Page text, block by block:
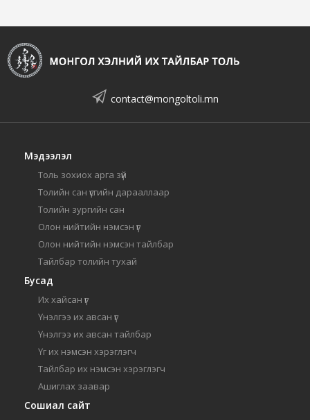
contact@mongoltoli.mn
Мэдээлэл
Толь зохиох арга зүй
Толийн сан үсгийн дарааллаар
Толийн зургийн сан
Олон нийтийн нэмсэн үг
Олон нийтийн нэмсэн тайлбар
Тайлбар толийн тухай
Бусад
Их хайсан үг
Үнэлгээ их авсан үг
Үнэлгээ их авсан тайлбар
Үг их нэмсэн хэрэглэгч
Тайлбар их нэмсэн хэрэглэгч
Ашиглах заавар
Сошиал сайт